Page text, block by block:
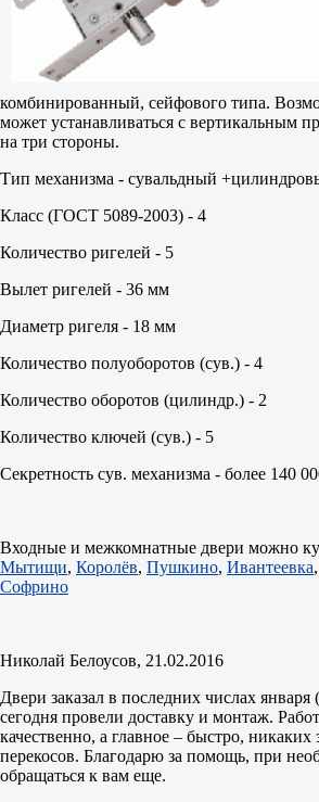
комбинированный, сейфового типа.
может устанавливаться с вертикальным
на три стороны.
Тип механизма - сувальдный
Класс (ГОСТ 5089-2003) - 4
Количество ригелей - 5
Вылет ригелей - 36 мм
Диаметр ригеля - 18 мм
Количество полуоборотов (сув.) - 4
Количество оборотов (цилиндр.) - 2
Количество ключей (сув.) - 5
Секретность сув. механизма - более 140
Входные и межкомнатные двери можно
Мытищи, Королёв, Пушкино, Ивантеевка,
Софрино
Николай Белоусов, 21.02.2016
Двери заказал в последних числах января
сегодня провели доставку и монтаж.
качественно, а главное – быстро, никаких
перекосов. Благодарю за помощь, при
обращаться к вам еще.